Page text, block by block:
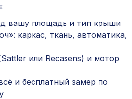
вашу площадь и тип крыши
каркас, ткань, автоматика,
или Recasens) и мотор
и бесплатный замер по